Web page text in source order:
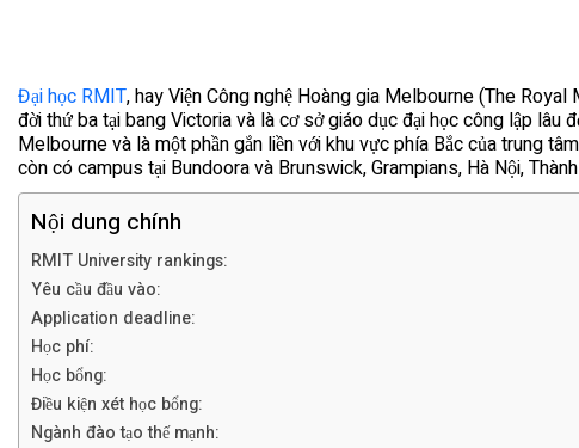
Đại học RMIT, hay Viện Công nghệ Hoàng gia Melbourne (The
đời thứ ba tại bang Victoria và là cơ sở giáo dục đại học công lập lâu
Melbourne và là một phần gắn liền với khu vực phía Bắc của trung
còn có campus tại Bundoora và Brunswick, Grampians, Hà Nội,
Nội dung chính
RMIT University rankings:
Yêu cầu đầu vào:
Application deadline:
Học phí:
Học bổng:
Điều kiện xét học bổng:
Ngành đào tạo thế mạnh: